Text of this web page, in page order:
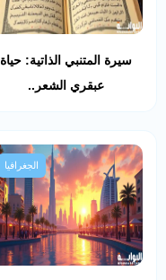
سيرة المتنبي الذاتية: حياة
عبقري الشعر..
الجغرافيا